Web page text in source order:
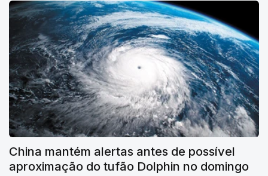
China mantém alertas antes de possível
aproximação do tufão Dolphin no domingo